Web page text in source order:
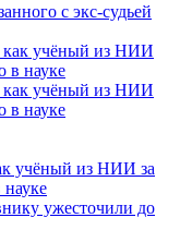
с экс-судьей
учёный из НИИ за